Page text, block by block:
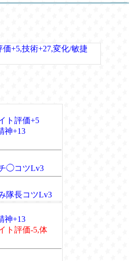
価+5,技術+27,変化/敏捷
ト評価+5
神+13
◯コツLv3
隊長コツLv3
神+13
ト評価-5,体